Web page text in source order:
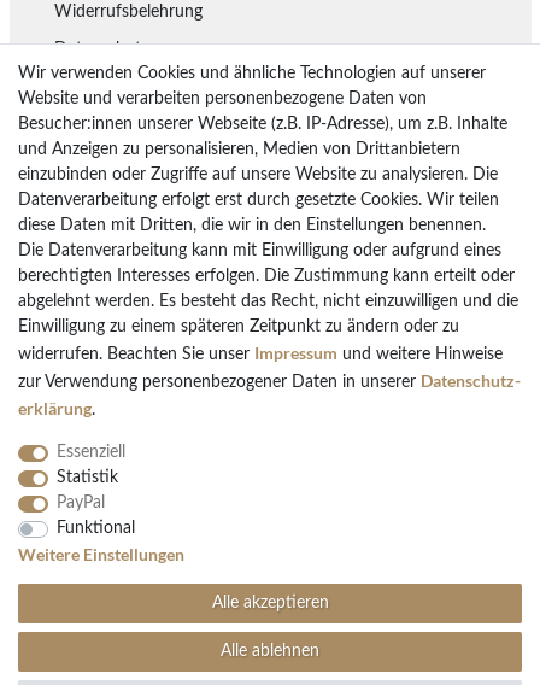
Widerrufsbelehrung
Datenschutz
Lieferung
Rückgaberecht
Vertrag widerrufen
Bezahlarten
PayPal
Vorkasse Überweisung
Kreditkarten
Kauf auf Rechnung
Folgen Sie uns
Wir verwenden Cookies und ähnliche Technologien auf unserer
Website und verarbeiten personenbezogene Daten von
Besucher:innen unserer Webseite (z.B. IP-Adresse), um z.B. Inhalte
und Anzeigen zu personalisieren, Medien von Drittanbietern
einzubinden oder Zugriffe auf unsere Website zu analysieren. Die
Datenverarbeitung erfolgt erst durch gesetzte Cookies. Wir teilen
diese Daten mit Dritten, die wir in den Einstellungen benennen.
Die Datenverarbeitung kann mit Einwilligung oder aufgrund eines
berechtigten Interesses erfolgen. Die Zustimmung kann erteilt oder
abgelehnt werden. Es besteht das Recht, nicht einzuwilligen und die
Einwilligung zu einem späteren Zeitpunkt zu ändern oder zu
widerrufen. Beachten Sie unser Impressum und weitere Hinweise
zur Verwendung personenbezogener Daten in unserer Daten­schutz­
erklärung.
Essenziell
Statistik
PayPal
Funktional
Weitere Einstellungen
Alle akzeptieren
Alle ablehnen